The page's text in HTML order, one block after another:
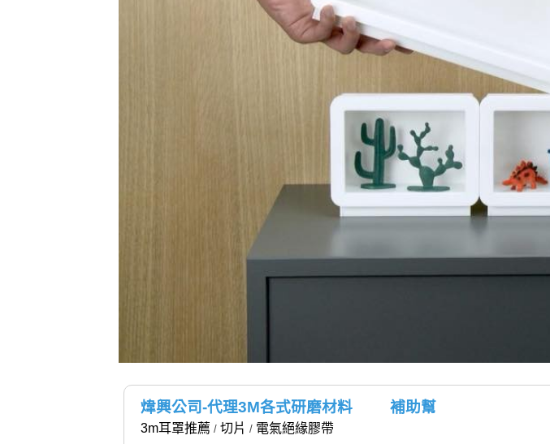
煒興公司-代理3M各式研磨材料
3m耳罩推薦 /切片 / 電氣絕緣膠帶
補助幫